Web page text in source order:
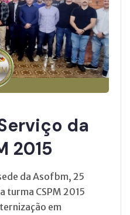
da
2015
da Asofbm, 25
turma CSPM 2015
em